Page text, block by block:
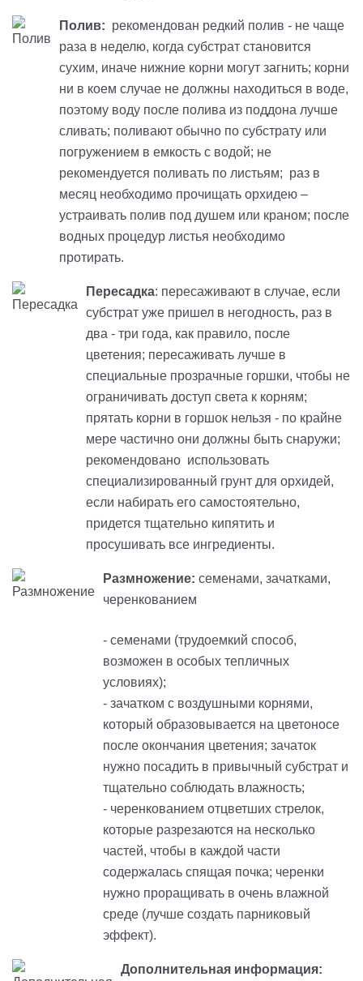
Полив: рекомендован редкий полив - не чаще
раза в неделю, когда субстрат становится
сухим, иначе нижние корни могут загнить; корни
ни в коем случае не должны находиться в воде,
поэтому воду после полива из поддона лучше
сливать; поливают обычно по субстрату или
погружением в емкость с водой; не
рекомендуется поливать по листьям; раз в
месяц необходимо прочищать орхидею –
устраивать полив под душем или краном; после
водных процедур листья необходимо
протирать.
Пересадка: пересаживают в случае, если
субстрат уже пришел в негодность, раз в
два - три года, как правило, после
цветения; пересаживать лучше в
специальные прозрачные горшки, чтобы не
ограничивать доступ света к корням;
прятать корни в горшок нельзя - по крайне
мере частично они должны быть снаружи;
рекомендовано использовать
специализированный грунт для орхидей,
если набирать его самостоятельно,
придется тщательно кипятить и
просушивать все ингредиенты.
Размножение: семенами, зачатками,
черенкованием
- семенами (трудоемкий способ,
возможен в особых тепличных
условиях);
- зачатком с воздушными корнями,
который образовывается на цветоносе
после окончания цветения; зачаток
нужно посадить в привычный субстрат и
тщательно соблюдать влажность;
- черенкованием отцветших стрелок,
которые разрезаются на несколько
частей, чтобы в каждой части
содержалась спящая почка; черенки
нужно проращивать в очень влажной
среде (лучше создать парниковый
эффект).
Дополнительная информация: